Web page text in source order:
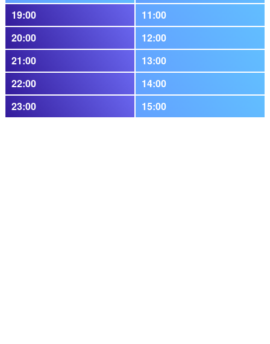
19:00
11:00
20:00
12:00
21:00
13:00
22:00
14:00
23:00
15:00